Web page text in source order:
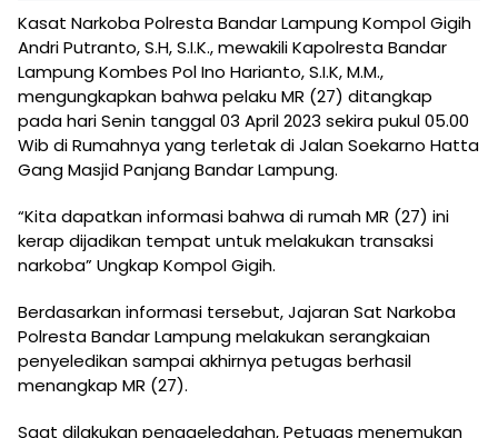
Kasat Narkoba Polresta Bandar Lampung Kompol Gigih
Andri Putranto, S.H, S.I.K., mewakili Kapolresta Bandar
Lampung Kombes Pol Ino Harianto, S.I.K, M.M.,
mengungkapkan bahwa pelaku MR (27) ditangkap
pada hari Senin tanggal 03 April 2023 sekira pukul 05.00
Wib di Rumahnya yang terletak di Jalan Soekarno Hatta
Gang Masjid Panjang Bandar Lampung.
“Kita dapatkan informasi bahwa di rumah MR (27) ini
kerap dijadikan tempat untuk melakukan transaksi
narkoba” Ungkap Kompol Gigih.
Berdasarkan informasi tersebut, Jajaran Sat Narkoba
Polresta Bandar Lampung melakukan serangkaian
penyeledikan sampai akhirnya petugas berhasil
menangkap MR (27).
Saat dilakukan penggeledahan, Petugas menemukan